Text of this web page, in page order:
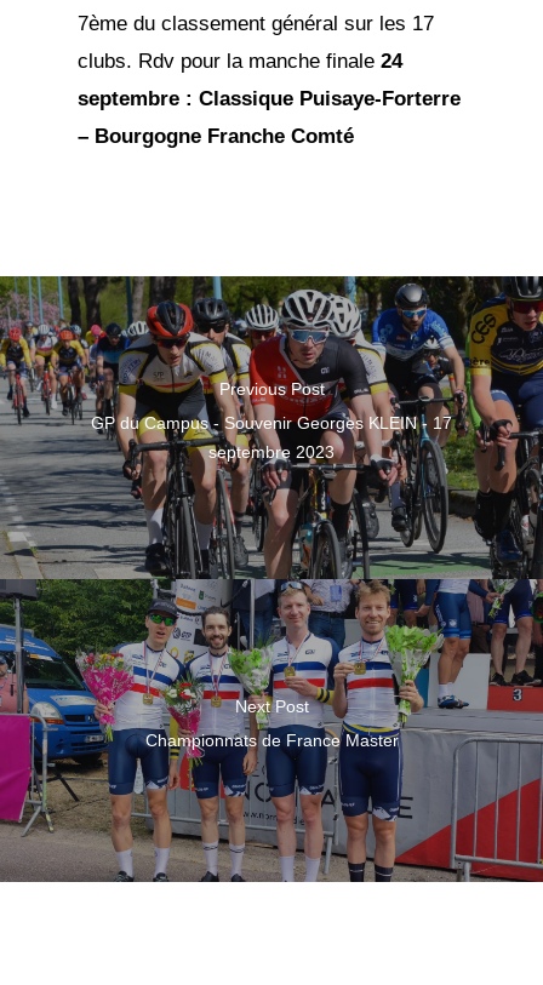
7ème du classement général sur les 17
clubs. Rdv pour la manche finale 24
septembre : Classique Puisaye-Forterre
– Bourgogne Franche Comté
Previous Post
GP du Campus - Souvenir Georges KLEIN - 17
septembre 2023
Next Post
Championnats de France Master